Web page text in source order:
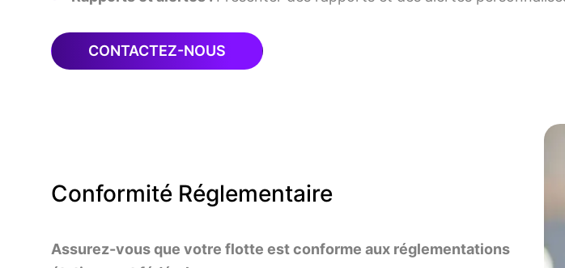
CONTACTEZ-NOUS
Conformité Réglementaire
Assurez-vous que votre flotte est conforme aux réglementations